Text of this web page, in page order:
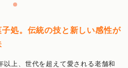
処。伝統の技と新しい感性が
以上、世代を超えて愛される老舗和